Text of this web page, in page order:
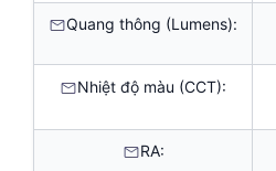
Quang thông (Lumens):
Nhiệt độ màu (CCT):
RA: